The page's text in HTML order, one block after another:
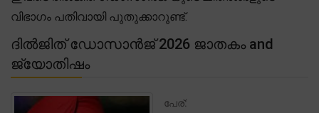
വിഭാഗം പതിവായി പുതുക്കാറുണ്ട്.
ദിൽജിത് ഡോസാൻജ് 2026 ജാതകം and
ജ്യോതിഷം
പേര്: